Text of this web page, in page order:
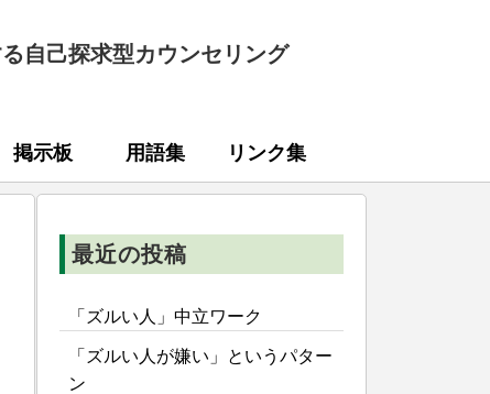
自己探求型カウンセリング
掲示板 用語集 リンク集
最近の投稿
「ズルい人」中立ワーク
「ズルい人が嫌い」というパター
ン